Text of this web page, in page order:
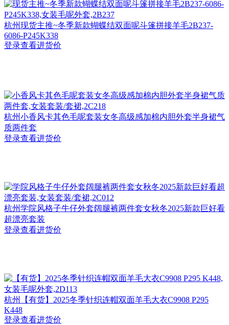
杭州现货主推~冬季新款蝴蝶结双面呢斗篷拼接羊毛2B237-
6086-P245K338
登录查看进货价
杭州小香风卡其色毛呢套装女冬高级感加棉内胆外套半身裙气
质两件套
登录查看进货价
杭州学院风格子牛仔外套阔腿裤两件套女秋冬2025新款巨好看
超漂亮套装
登录查看进货价
杭州
【有货】2025冬季针织连帽双面羊毛大衣C9908 P295
K448
登录查看进货价